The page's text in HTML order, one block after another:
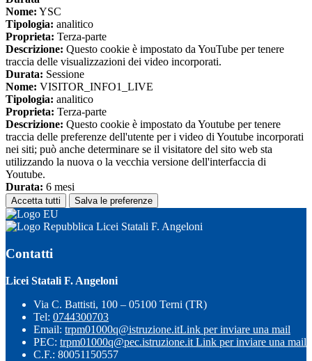
Nome: YSC
Tipologia: analitico
Proprieta: Terza-parte
Descrizione: Questo cookie è impostato da YouTube per tenere
traccia delle visualizzazioni dei video incorporati.
Durata: Sessione
Nome: VISITOR_INFO1_LIVE
Tipologia: analitico
Proprieta: Terza-parte
Descrizione: Questo cookie è impostato da Youtube per tenere
traccia delle preferenze dell'utente per i video di Youtube incorporati
nei siti; può anche determinare se il visitatore del sito web sta
utilizzando la nuova o la vecchia versione dell'interfaccia di
Youtube.
Durata: 6 mesi
Accetta tutti Salva le preferenze
Licei Statali F. Angeloni
Contatti
Licei Statali F. Angeloni
Via C. Battisti, 100 – 05100 Terni (TR)
Tel: 0744300703
Email: trpm01000q@istruzione.itLink per inviare una mail
PEC: trpm01000q@pec.istruzione.it Link per inviare una mail
C.F.: 80051150557